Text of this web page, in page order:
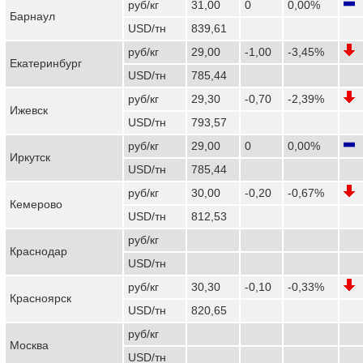
Барнаул
руб/кг 31,00 0
0,00%
USD/тн
839,61
Екатеринбург
руб/кг 29,00 -1,00
-3,45%
USD/тн
785,44
Ижевск
руб/кг 29,30 -0,70
-2,39%
USD/тн
793,57
Иркутск
руб/кг 29,00 0
0,00%
USD/тн
785,44
Кемерово
руб/кг 30,00 -0,20
-0,67%
USD/тн
812,53
Краснодар
руб/кг
USD/тн
Красноярск
руб/кг 30,30 -0,10
-0,33%
USD/тн
820,65
Москва
руб/кг
USD/тн